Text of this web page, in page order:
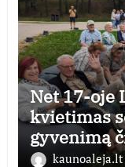
Net 17-oje
kvietimas
gyvenimą